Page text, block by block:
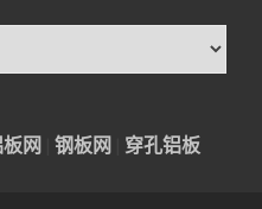
网 钢板网 穿孔铝板